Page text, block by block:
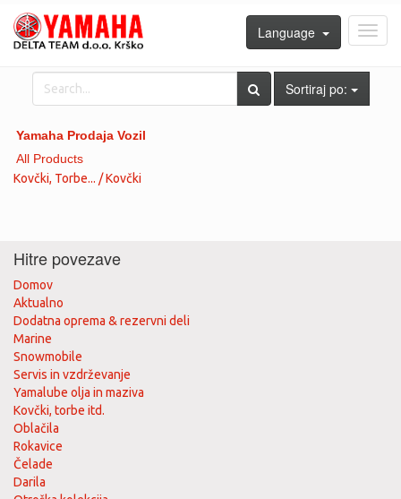
Language
Sortiraj po:
Yamaha Prodaja Vozil
All Products
Kovčki, Torbe... / Kovčki
Hitre povezave
Domov
Aktualno
Dodatna oprema & rezervni deli
Marine
Snowmobile
Servis in vzdrževanje
Yamalube olja in maziva
Kovčki, torbe itd.
Oblačila
Rokavice
Čelade
Darila